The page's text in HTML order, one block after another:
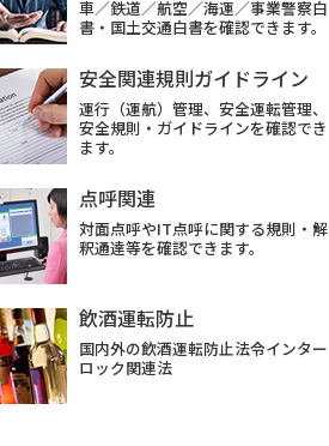
車／鉄道／航空／海運／事業警察白
書・国土交通白書を確認できます。
安全関連規則ガイドライン
運行（運航）管理、安全運転管理、
安全規則・ガイドラインを確認でき
ます。
点呼関連
対面点呼やIT点呼に関する規則・解
釈通達等を確認できます。
飲酒運転防止
国内外の飲酒運転防止法令インター
ロック関連法